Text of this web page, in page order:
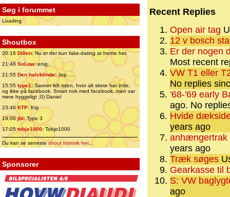
Søg i forummet
Loading
Shoutbox
20:16 Dillen: Nu er der kun fake-dating at hente her.
21:48 SoLow:enig..
21:55 Den halvblinde:Jep.....
15:55 type1:Savner lidt tiden, hvor alt skete her inde,
og ikke på facebook. Smart nok med facebook, men var
mere hyggeligt ;0) Daniel
23:46 KTP:Ktp
19:06jbl:Type 3
17:05tobje1000: Tobje1000
Du kan se senesteshout historik her...
Sponsorer
Recent Replies
Open air tag
12 v bosch
Er der nogen
Most recent
VW T1 eller
No replies
'68-'69 early
ago. No
Hvide
years ago
anhængertrak
years ago
Træk søges
Gearkasse til
S: VW
ago